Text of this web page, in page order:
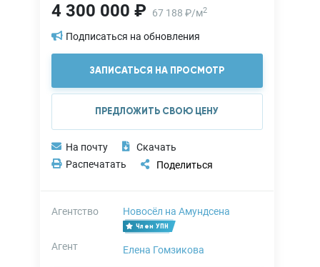
4 300 000 ₽ 67 188 ₽/м2
Подписаться на обновления
ЗАПИСАТЬСЯ НА ПРОСМОТР
ПРЕДЛОЖИТЬ СВОЮ ЦЕНУ
На почту
Скачать
Распечатать
Поделиться
Агентство Новосёл на Амундсена
Член УПН
Агент Елена Гомзикова